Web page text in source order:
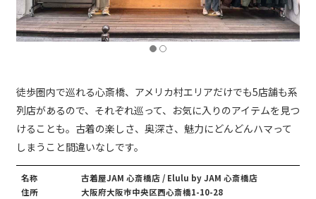
徒歩圏内で巡れる心斎橋、アメリカ村エリアだけでも5店舗も系
列店があるので、それぞれ巡って、お気に入りのアイテムを見つ
けることも。古着の楽しさ、奥深さ、魅力にどんどんハマって
しまうこと間違いなしです。
名称
古着屋JAM 心斎橋店 / Elulu by JAM 心斎橋店
住所
大阪府大阪市中央区西心斎橋1-10-28